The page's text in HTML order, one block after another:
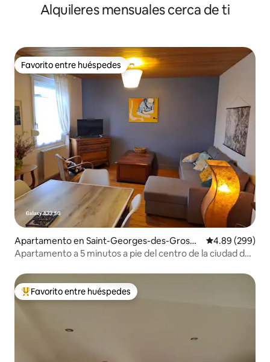
Alquileres mensuales cerca de ti
Favorito entre huéspedes
Favorito entre huéspedes
Apartamento en Saint-Georges-des-Groseill
ers
Calificación
4.89 (299)
Apartamento a 5 minutos a pie del centro de la ciudad de
Favorito entre huéspedes preferido
Favorito entre huéspedes